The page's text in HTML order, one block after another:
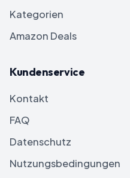
Kategorien
Amazon Deals
Kundenservice
Kontakt
FAQ
Datenschutz
Nutzungsbedingungen